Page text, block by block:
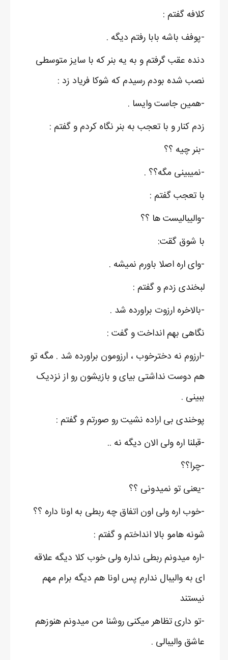
کلافه گفتم :
-پوفف باشه بابا رفتم دیگه .
دنده عقب گرفتم و به یه بنر که با سایز متوسطی
نصب شده بودم رسیدم که شوکا فریاد زد :
-همین جاست وایسا .
زدم کنار و با تعجب به بنر نگاه کردم و گفتم :
-بنر چیه ؟؟
-نمیبینی مگه؟؟ .
با تعجب گفتم :
-والیبالیست ها ؟؟
با شوق گقت:
-وای اره اصلا باورم نمیشه .
لبخندی زدم و گفتم :
-بالاخره ارزوت براورده شد .
نگاهی بهم انداخت و گفت :
-ارزوم نه دخترخوب ، ارزومون براورده شد . مگه تو
هم دوست نداشتی بیای و بازیشون رو از نزدیک
ببینی .
پوخندی بی اراده نشیت رو صورتم و گفتم :
-قبلنا اره ولی الان دیگه نه ..
-چرا؟؟
-یعنی تو نمیدونی ؟؟
-خوب اره ولی اون اتفاق چه ربطی به اونا داره ؟؟
شونه هامو بالا انداختم و گفتم :
-اره میدونم ربطی نداره ولی خوب کلا دیگه علاقه
ای به والیبال ندارم پس اونا هم دیگه برام مهم
نیستند
-تو داری تظاهر میکنی روشنا من میدونم هنوزهم
عاشق والیبالی .